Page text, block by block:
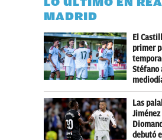
MADRID
El
primer
Stéfano
Las
debutó